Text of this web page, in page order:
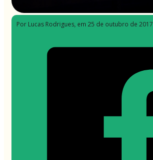
Por Lucas Rodrigues, em 25 de outubro de 2017